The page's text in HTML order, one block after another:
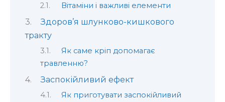
Вітаміни і важливі елементи
Здоров’я шлунково-кишкового
тракту
Як саме кріп допомагає
травленню?
Заспокійливий ефект
Як приготувати заспокійливий